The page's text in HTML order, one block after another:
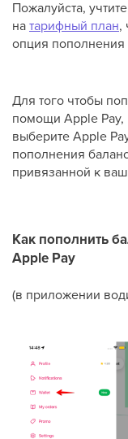
Пожалуйста,
натарифный план,
опция пополнения
Для того чтобы
помощи Apple Pay,
выберите Apple
пополнения
привязанной к
Как пополнить
Apple Pay
(в приложении